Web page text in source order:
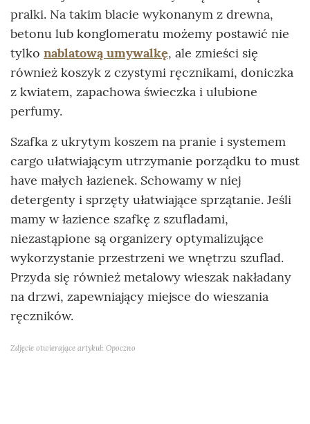
pralki. Na takim blacie wykonanym z drewna,
betonu lub konglomeratu możemy postawić nie
tylko nablatową umywalkę, ale zmieści się
również koszyk z czystymi ręcznikami, doniczka
z kwiatem, zapachowa świeczka i ulubione
perfumy.
Szafka z ukrytym koszem na pranie i systemem
cargo ułatwiającym utrzymanie porządku to must
have małych łazienek. Schowamy w niej
detergenty i sprzęty ułatwiające sprzątanie. Jeśli
mamy w łazience szafkę z szufladami,
niezastąpione są organizery optymalizujące
wykorzystanie przestrzeni we wnętrzu szuflad.
Przyda się również metalowy wieszak nakładany
na drzwi, zapewniający miejsce do wieszania
ręczników.
Zdjęcie otwierające artykuł: Opoczno